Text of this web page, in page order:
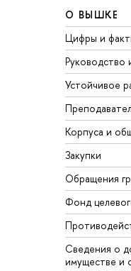
О ВЫШКЕ
Цифры и
Руководство
Устойчивое
Корпуса и
Закупки
Обращения
Фонд
Сведения о
имуществе и